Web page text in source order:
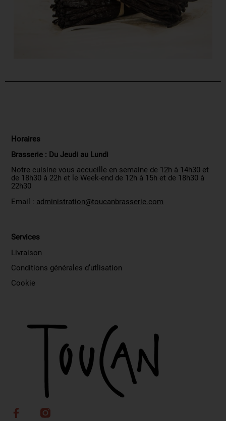
Services
Livraison
Conditions générales d’utlisation
Cookie
Horaires
Brasserie : Du Jeudi au Lundi
Notre cuisine vous accueille en semaine de 12h à 14h30 et
de 18h30 à 22h et le Week-end de 12h à 15h et de 18h30 à
22h30
Email : administration@toucanbrasserie.com